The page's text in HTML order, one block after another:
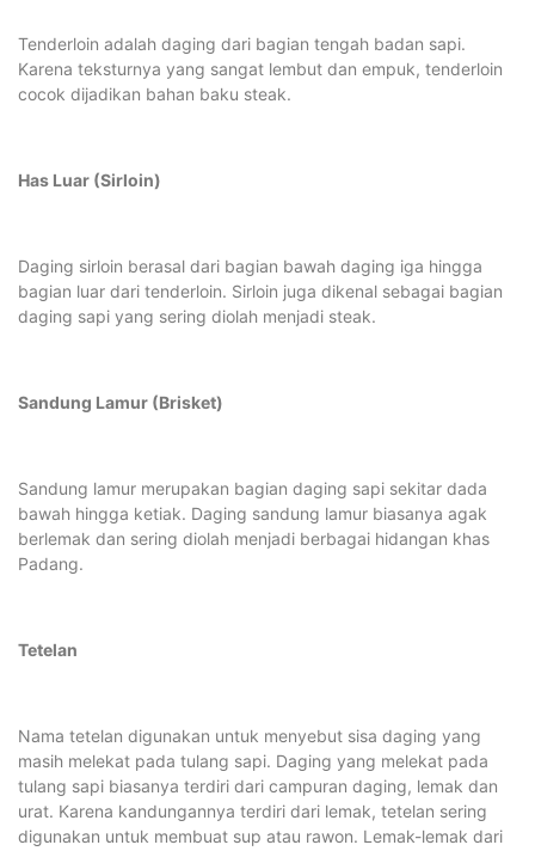
Tenderloin adalah daging dari bagian tengah badan sapi.
Karena teksturnya yang sangat lembut dan empuk, tenderloin
cocok dijadikan bahan baku steak.
Has Luar (Sirloin)
Daging sirloin berasal dari bagian bawah daging iga hingga
bagian luar dari tenderloin. Sirloin juga dikenal sebagai bagian
daging sapi yang sering diolah menjadi steak.
Sandung Lamur (Brisket)
Sandung lamur merupakan bagian daging sapi sekitar dada
bawah hingga ketiak. Daging sandung lamur biasanya agak
berlemak dan sering diolah menjadi berbagai hidangan khas
Padang.
Tetelan
Nama tetelan digunakan untuk menyebut sisa daging yang
masih melekat pada tulang sapi. Daging yang melekat pada
tulang sapi biasanya terdiri dari campuran daging, lemak dan
urat. Karena kandungannya terdiri dari lemak, tetelan sering
digunakan untuk membuat sup atau rawon. Lemak-lemak dari